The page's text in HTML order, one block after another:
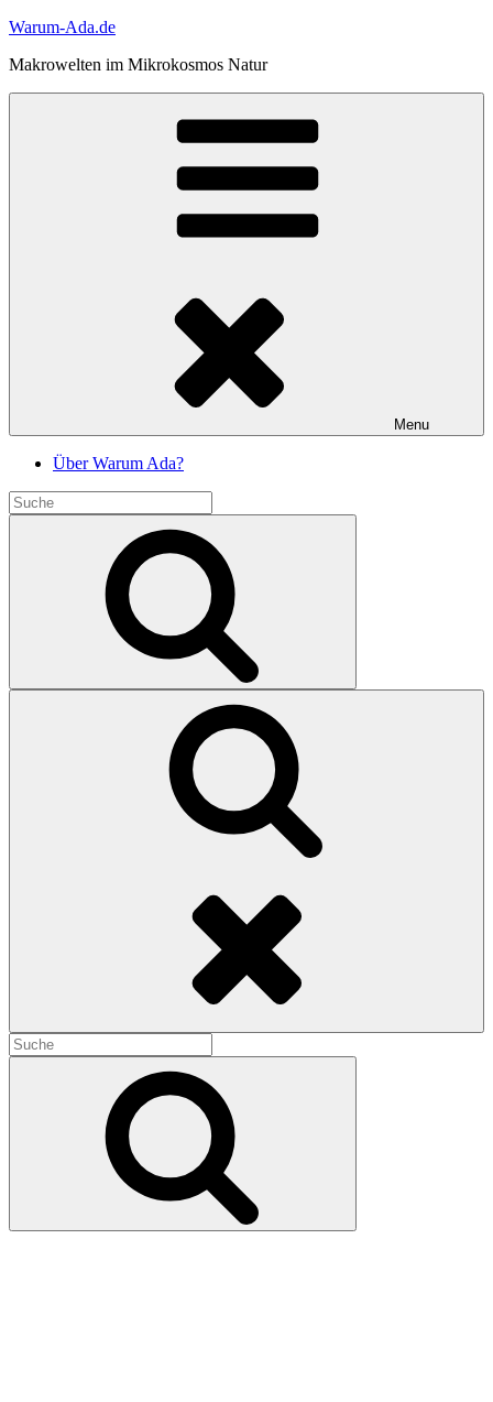
Skip
content
Warum-Ada.de
Makrowelten im Mikrokosmos Natur
Menu
Über Warum Ada?
Search
for:
Search
for: